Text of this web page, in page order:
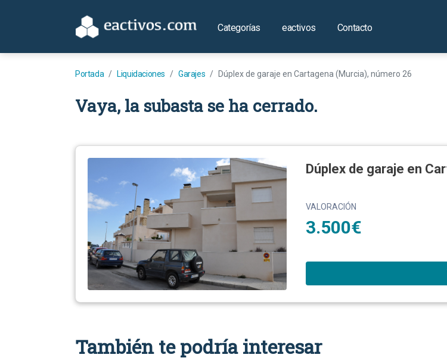
Categorías eactivos Contacto
Portada Liquidaciones Garajes Dúplex de garaje en Cartagena (Murcia), número 26
Vaya, la subasta se ha cerrado.
Dúplex de garaje en
VALORACIÓN
3.500€
También te podría interesar